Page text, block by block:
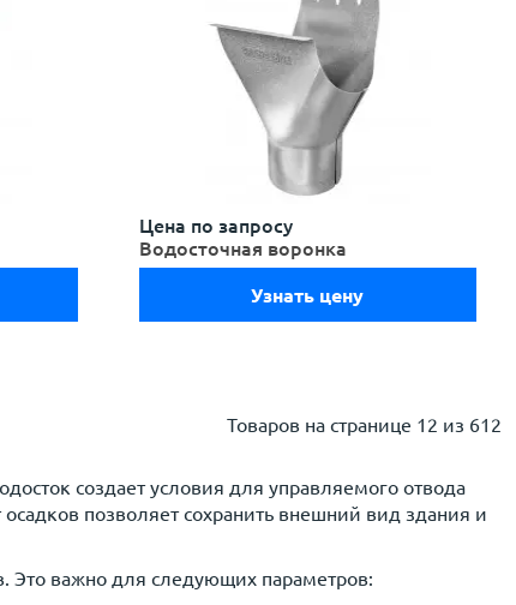
Цена по запросу
Водосточная воронка
Узнать цену
Товаров на странице 12 из 612
создает условия для управляемого отвода
позволяет сохранить внешний вид здания и
Это важно для следующих параметров: